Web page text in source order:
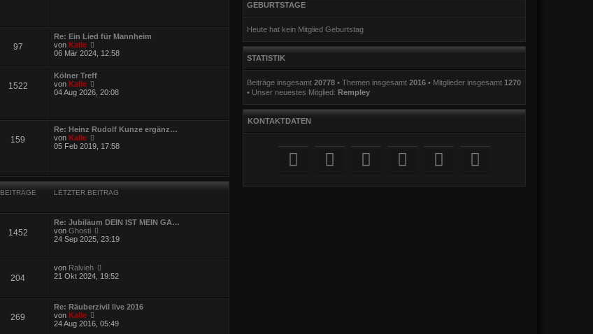
t
r
g
e
r
B
e
i
a
97
Re: Ein Lied für Mannheim
vonKalle
e
s
e
e
i
a
06 Mär 2024, 12:58
1522
Kölner Treff
vonKalle
e
e
B
t
r
a
04 Aug 2026, 20:08
159
Re: Heinz Rudolf Kunze ergänz…
vonKalle
t
r
e
i
t
a
05 Feb 2019, 17:58
BEITRÄGE LETZTER BEITRAG
1452
Re: Jubiläum DEIN IST MEIN GA…
vonGhosti
e
t
e
B
e
t
24 Sep 2025, 23:19
204
von Ralvieh
e
s
t
r
21 Okt 2024, 19:52
269
Re: Räuberzivil live 2016
vonKalle
e
24 Aug 2016, 05:49
GEBURTSTAGE
Heute hat kein Mitglied Geburtstag
STATISTIK
Beiträge insgesamt 20778• Themen insgesamt 2016• Mitglieder insgesamt 1270
• Unser neuestes Mitglied: Rempley
KONTAKTDATEN